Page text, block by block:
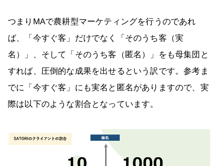
つまりMAで農耕型マーケティングを行うのであれ
ば、「今すぐ客」だけでなく「そのうち客（実
名）」、そして「そのうち客（匿名）」をも母集団と
すれば、圧倒的な成果を出せるという訳です。参考ま
でに「今すぐ客」にも実名と匿名がありますので、実
際は以下のような割合となっています。